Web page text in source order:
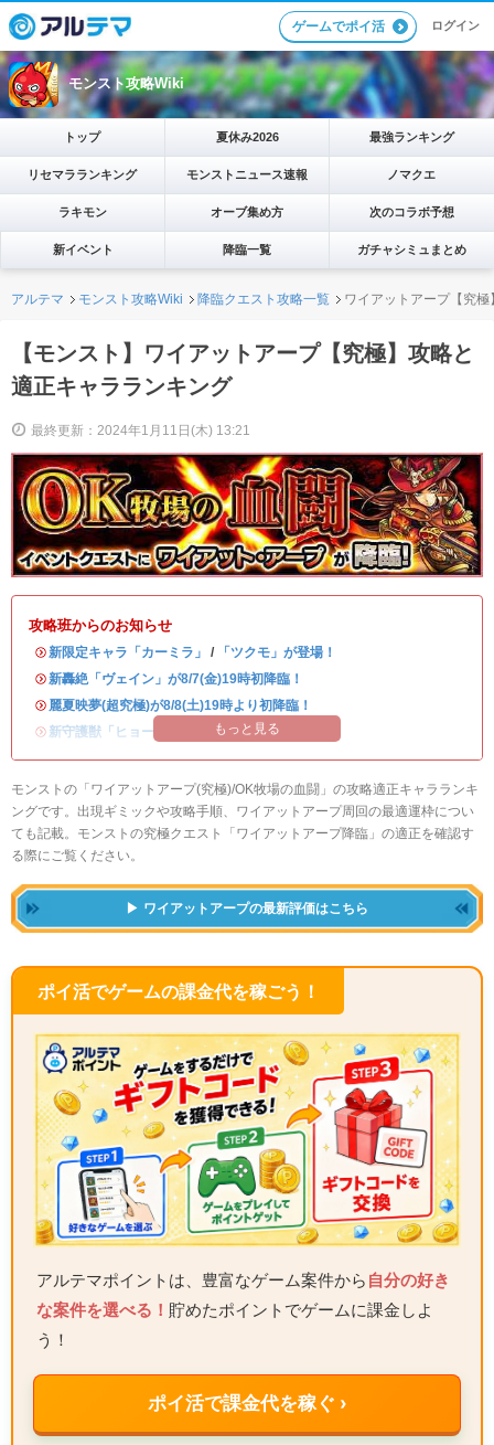
ゲームでポイ活 ログイン
モンスト攻略Wiki
トップ 夏休み2026 最強ランキング
リセマラランキング モンストニュース速報 ノマクエ
ラキモン オーブ集め方 次のコラボ予想
新イベント 降臨一覧 ガチャシミュまとめ
アルテマ モンスト攻略Wiki 降臨クエスト攻略一覧 ワイアットアープ【究
【モンスト】ワイアットアープ【究極】攻略と
適正キャラランキング
最終更新：2024年1月11日(木) 13:21
攻略班からのお知らせ
・新限定キャラ「カーミラ」 /
「ツクモ」が登場！
・新轟絶「ヴェイン」が8/7(金)19時初降臨！
・ 麗夏映夢(超究極)が8/8(土)19時より初降臨！
・ 新守護獣「ヒョーたん」が登場！もっと見る
モンストの「ワイアットアープ(究極)/OK牧場の血闘」の攻略適正キャラランキ
ングです。出現ギミックや攻略手順、ワイアットアープ周回の最適運枠につい
ても記載。モンストの究極クエスト「ワイアットアープ降臨」の適正を確認す
る際にご覧ください。
ワイアットアープの最新評価はこちら
ポイ活でゲームの課金代を稼ごう！
アルテマポイントは、豊富なゲーム案件から 自分の好き
な案件を選べる！ 貯めたポイントでゲームに課金しよ
う！
ポイ活で課金代を稼ぐ ›